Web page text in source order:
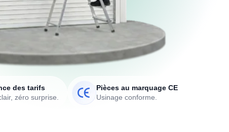
des tarifs
zéro surprise.
Pièces au marquage CE
Usinage conforme.